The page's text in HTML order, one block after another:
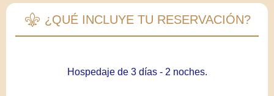
¿QUÉ INCLUYE TU RESERVACIÓN?
Hospedaje de 3 días - 2 noches.